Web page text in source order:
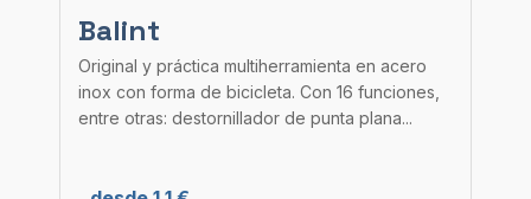
Balint
Original y práctica multiherramienta en acero
inox con forma de bicicleta. Con 16 funciones,
entre otras: destornillador de punta plana...